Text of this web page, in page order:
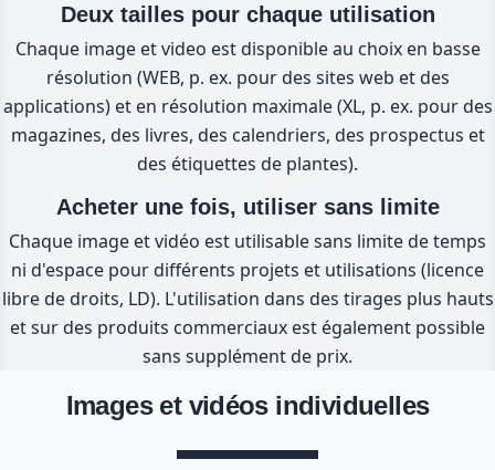
Deux tailles pour chaque utilisation
Chaque image et video est disponible au choix en basse
résolution (WEB, p. ex. pour des sites web et des
applications) et en résolution maximale (XL, p. ex. pour des
magazines, des livres, des calendriers, des prospectus et
des étiquettes de plantes).
Acheter une fois, utiliser sans limite
Chaque image et vidéo est utilisable sans limite de temps
ni d'espace pour différents projets et utilisations (licence
libre de droits, LD). L'utilisation dans des tirages plus hauts
et sur des produits commerciaux est également possible
sans supplément de prix.
Images et vidéos individuelles